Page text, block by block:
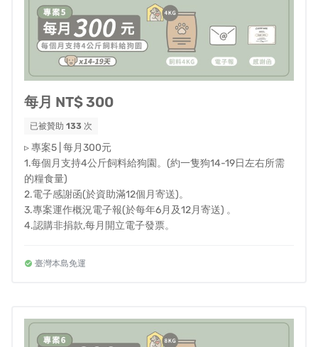
狗園飼料壓力，更衷心期盼能讓每一隻浪浪都能得到溫
▍關於毛孩的彩虹天堂
毛孩的彩虹天堂是一群來自台灣各地有同樣理念的夥伴組
我們關注毛孩、浪浪議題，期盼有天，浪浪能不再流浪；
每月 NT$ 300
已被贊助 133 次
▹ 專案5 | 每月300元
1.每個月支持4公斤飼料給狗園。(約一隻狗14-19日左右所需
的糧食量)
2.電子感謝函(於資助滿12個月寄送)。
3.專案運作概況電子報(於每年6月及12月寄送) 。
4.認購非捐款,每月開立電子發票。
臺灣本島免運